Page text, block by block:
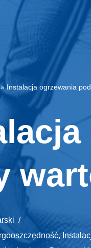
» Instalacja ogrzewania
,